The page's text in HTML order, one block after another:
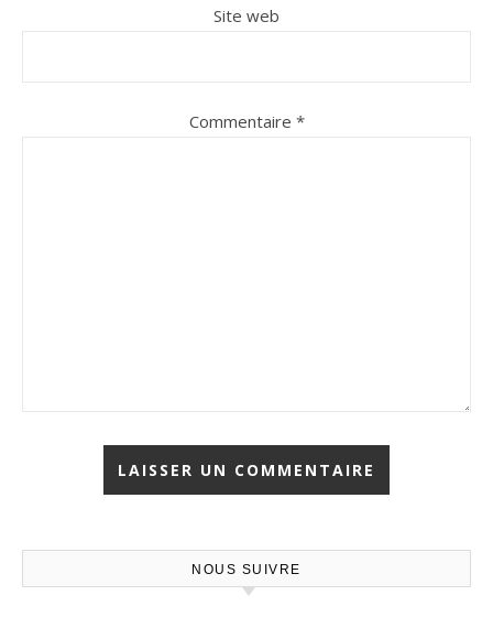
Site web
Commentaire *
NOUS SUIVRE